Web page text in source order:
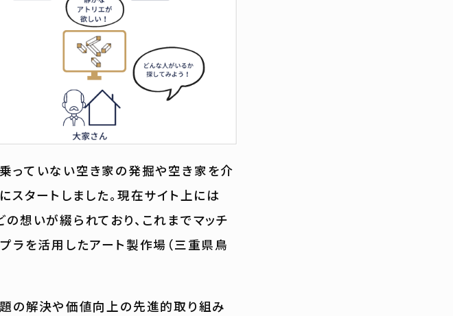
っていない空き家の発掘や空き家を介
タートしました。現在サイト上には
想いが綴られており、これまでマッチ
ラを活用したアート製作場（三重県鳥
の解決や価値向上の先進的取り組み